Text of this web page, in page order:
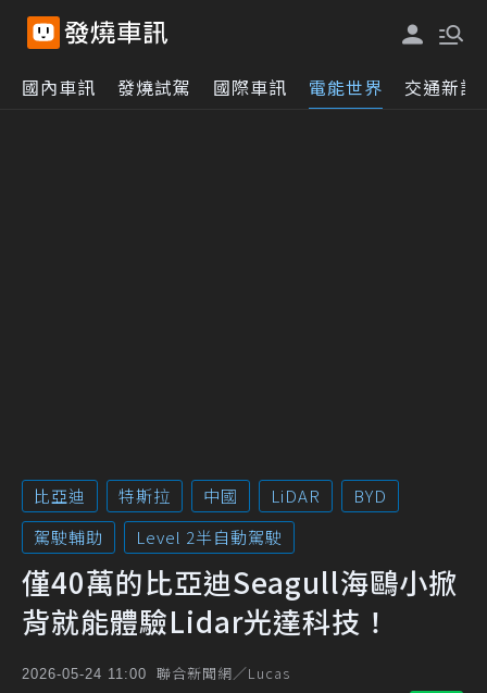
國內車訊 發燒試駕 國際車訊 電能世界 交通新訊
比亞迪 特斯拉 中國 LiDAR
BYD
駕駛輔助
Level 2半自動駕駛
僅40萬的比亞迪Seagull海鷗小掀
背就能體驗Lidar光達科技！
2026-05-24 11:00 聯合新聞網／Lucas